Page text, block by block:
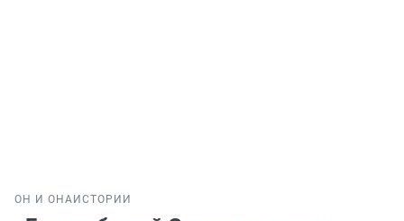
ОН И ОНА ИСТОРИИ